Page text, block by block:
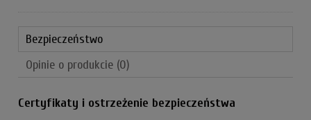
Bezpieczeństwo
Opinie o produkcie (0)
Certyfikaty i ostrzeżenie bezpieczeństwa